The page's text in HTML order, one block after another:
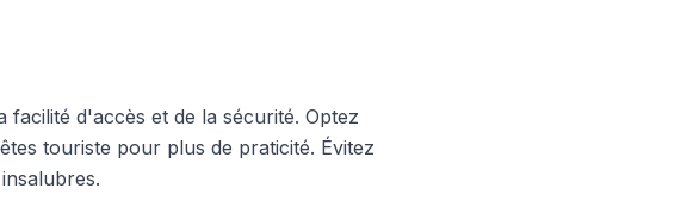
facilité d'accès et de la sécurité. Optez
touriste pour plus de praticité. Évitez